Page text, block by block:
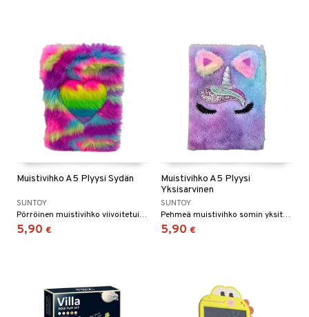
Muistivihko A5 Plyysi Sydän
SUNTOY
Pörröinen muistivihko viivoitetuin sivuin.
5,90 €
Muistivihko A5 Plyysi
Yksisarvinen
SUNTOY
Pehmeä muistivihko somin yksityiskohdin.
5,90 €